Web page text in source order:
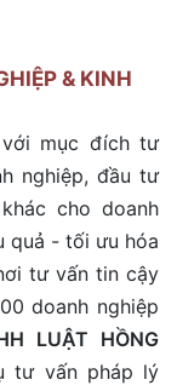
& KINH
mục đích tư
nghiệp, đầu tư
cho doanh
quả - tối ưu hóa
tư vấn tin cậy
doanh nghiệp
LUẬT HỒNG
tư vấn pháp lý